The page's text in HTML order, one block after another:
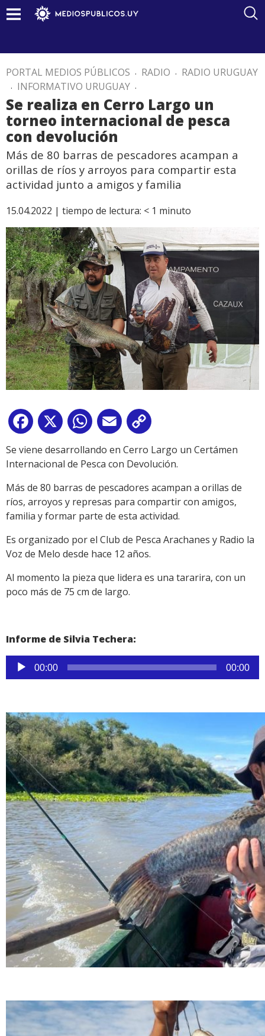
PORTAL MEDIOS PÚBLICOS . RADIO . RADIO URUGUAY
. INFORMATIVO URUGUAY .
Se realiza en Cerro Largo un
torneo internacional de pesca
con devolución
Más de 80 barras de pescadores acampan a
orillas de ríos y arroyos para compartir esta
actividad junto a amigos y familia
15.04.2022 | tiempo de lectura: < 1 minuto
Facebook
X WhatsApp
Email
Link
Se viene desarrollando en Cerro Largo un Certámen
Internacional de Pesca con Devolución.
Más de 80 barras de pescadores acampan a orillas de
ríos, arroyos y represas para compartir con amigos,
familia y formar parte de esta actividad.
Es organizado por el Club de Pesca Arachanes y Radio la
Voz de Melo desde hace 12 años.
Al momento la pieza que lidera es una tararira, con un
poco más de 75 cm de largo.
Informe de Silvia Techera:
Reproductor
de
00:00 00:00